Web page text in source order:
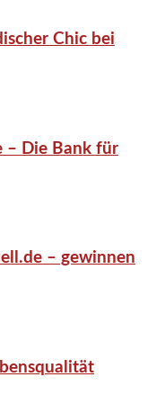
Chic bei
– Die Bank für
– gewinnen